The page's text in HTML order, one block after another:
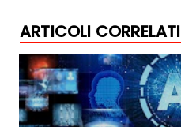
ARTICOLI CORRELATI